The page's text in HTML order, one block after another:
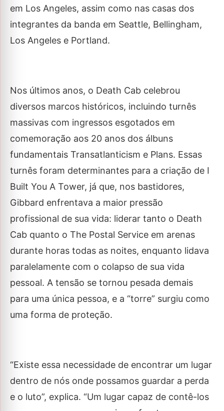
em Los Angeles, assim como nas casas dos
integrantes da banda em Seattle, Bellingham,
Los Angeles e Portland.
Nos últimos anos, o Death Cab celebrou
diversos marcos históricos, incluindo turnês
massivas com ingressos esgotados em
comemoração aos 20 anos dos álbuns
fundamentais Transatlanticism e Plans. Essas
turnês foram determinantes para a criação de I
Built You A Tower, já que, nos bastidores,
Gibbard enfrentava a maior pressão
profissional de sua vida: liderar tanto o Death
Cab quanto o The Postal Service em arenas
durante horas todas as noites, enquanto lidava
paralelamente com o colapso de sua vida
pessoal. A tensão se tornou pesada demais
para uma única pessoa, e a “torre” surgiu como
uma forma de proteção.
“Existe essa necessidade de encontrar um lugar
dentro de nós onde possamos guardar a perda
e o luto”, explica. “Um lugar capaz de contê-los